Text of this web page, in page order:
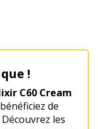
!
C60 Cream
de
les